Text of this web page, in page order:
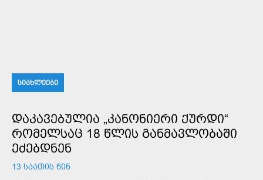
ᲡᲘᲐᲮᲚᲔᲔᲑᲘ
ᲓᲐᲙᲐᲕᲔᲑᲣᲚᲘᲐ „ᲙᲐᲜᲝᲜᲘᲔᲠᲘ ᲥᲣᲠᲓᲘ“
ᲠᲝᲛᲔᲚᲡᲐᲪ 18 ᲬᲚᲘᲡ ᲒᲐᲜᲛᲐᲕᲚᲝᲑᲐᲨᲘ
ᲔᲫᲔᲑᲓᲜᲔᲜ
13 ᲡᲐᲐᲗᲘᲡ ᲬᲘᲜ